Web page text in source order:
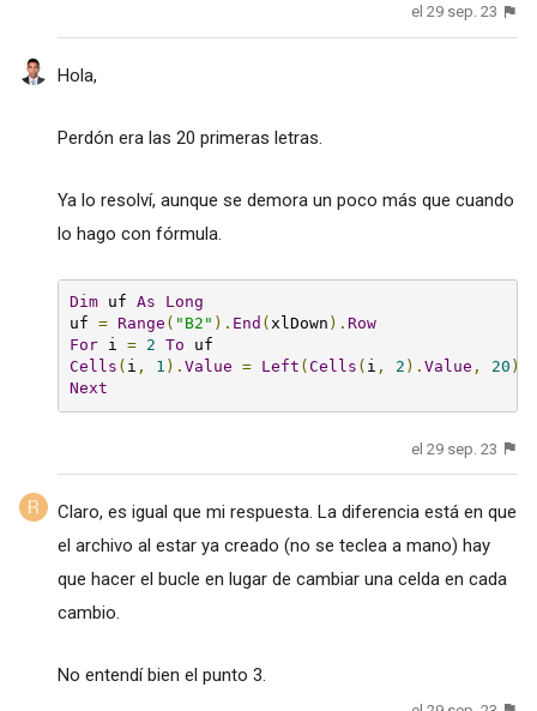
el 29 sep. 23
Hola,
Perdón era las 20 primeras letras.
Ya lo resolví, aunque se demora un poco más que cuando
lo hago con fórmula.
Dim uf As
Long
uf = Range ( "B2" ). End (xlDown ). Row
For i = 2 To
Cells ( i , 1 ).Value = Left (Cells ( i , 2 ).Value , 20 )
Next
el 29 sep. 23
Claro, es igual que mi respuesta. La diferencia está en que
el archivo al estar ya creado (no se teclea a mano) hay
que hacer el bucle en lugar de cambiar una celda en cada
cambio.
No entendí bien el punto 3.